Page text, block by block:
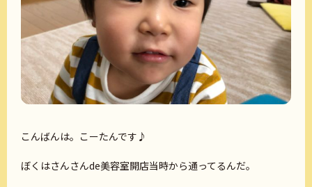
こんばんは。こーたんです♪
ぼくはさんさんde美容室開店当時から通ってるんだ。